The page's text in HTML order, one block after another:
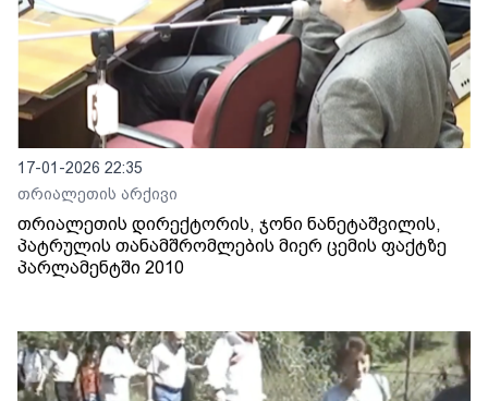
17-01-2026 22:35
თრიალეთის არქივი
თრიალეთის დირექტორის, ჯონი ნანეტაშვილის,
პატრულის თანამშრომლების მიერ ცემის ფაქტზე
პარლამენტში 2010